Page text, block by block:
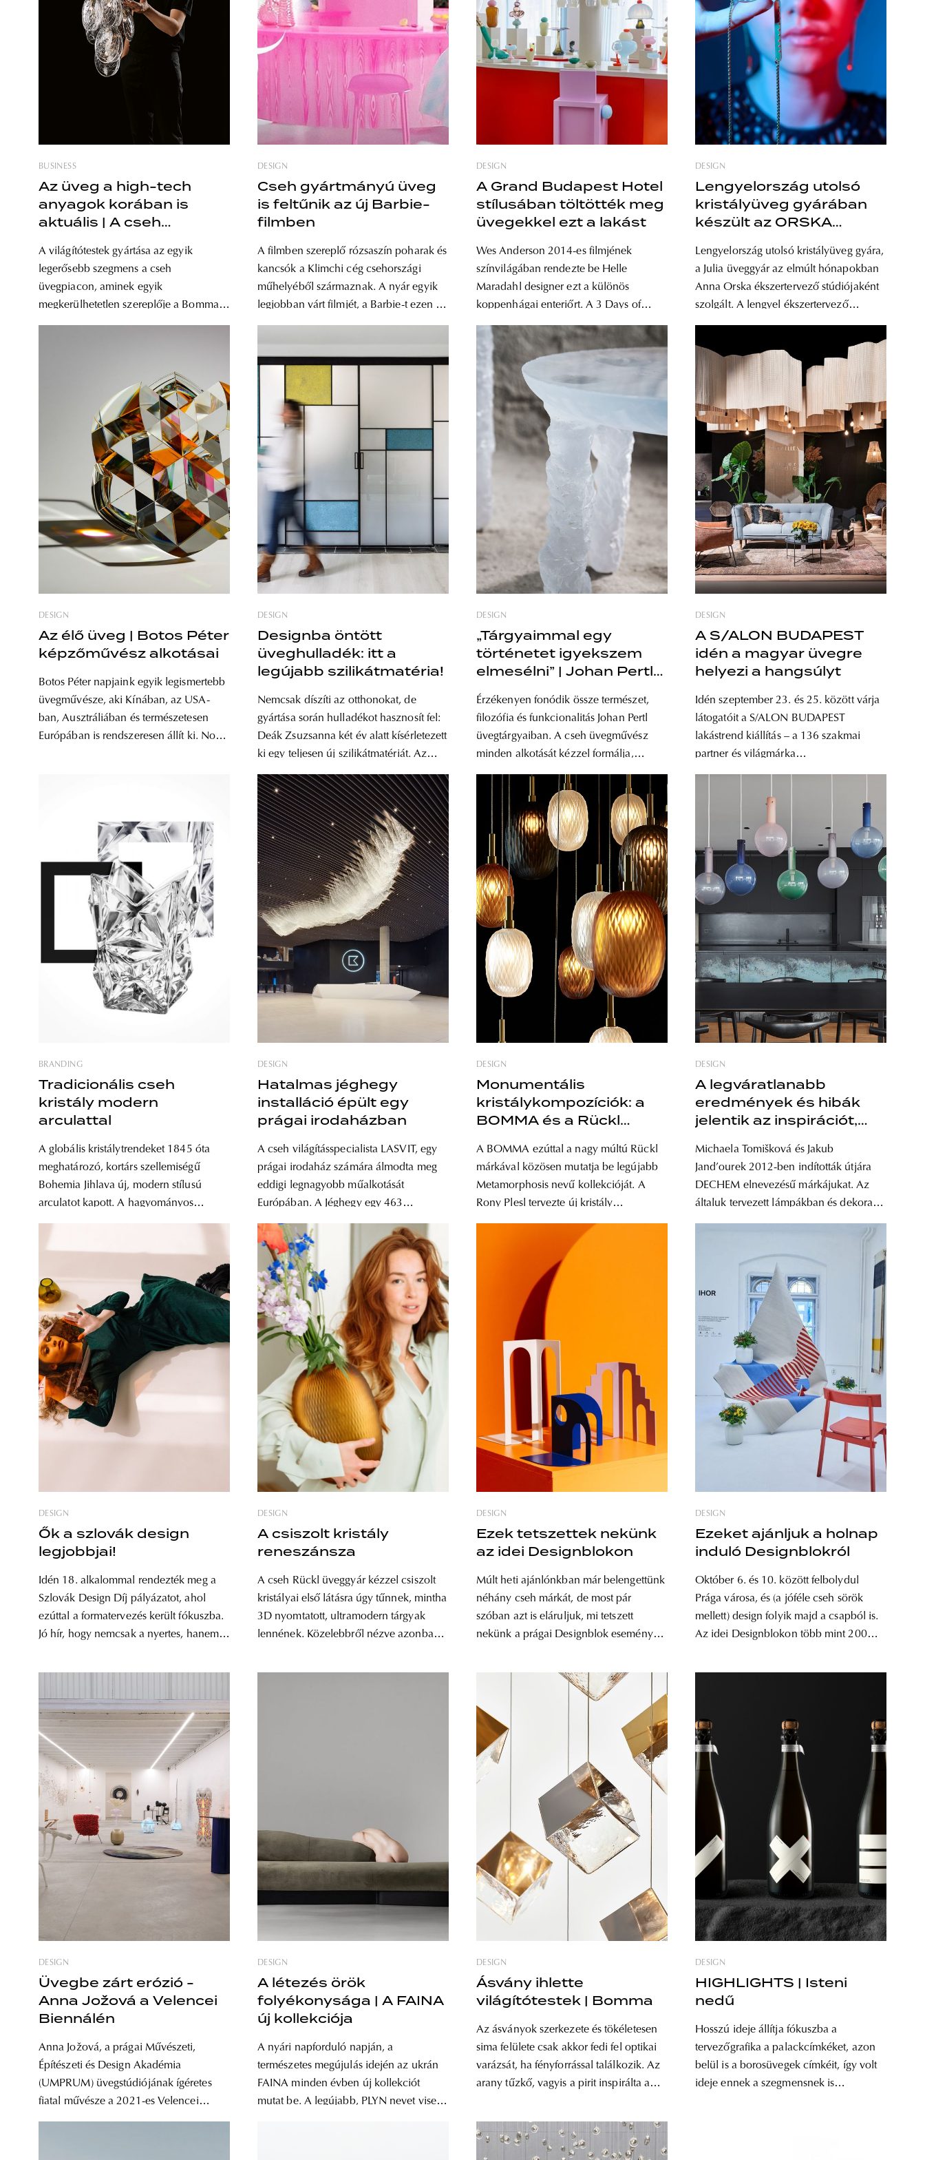
BUSINESS
Az üveg a high-tech
anyagok korában is
aktuális | A cseh
A világítótestek gyártása az egyik
legerősebb szegmens a cseh
üvegpiacon, aminek egyik
megkerülhetetlen szereplője a Bomma
üveggyár is. A progresszív márka
töltik meg a tereket. Az általuk képviselt
minimalista, mégis bátor esztétikát a
nemzetközi építészek és belsőépítészek
is nagyra értékelik. De milyen jövő
DESIGN
Cseh gyártmányú üveg
is feltűnik az új Barbie-
filmben
A filmben szereplő rózsaszín poharak és
kancsók a Klimchi cég csehországi
műhelyéből származnak. A nyár egyik
legjobban várt filmjét, a Barbie-t ezen a
héten, július 20-án mutatják be
csipetnyi büszkeséget érezhetnek majd,
amikor megpillantják az egyik
legkeresettebb exportcikküket, amely a
Barbie-univerzumben is feltűnik: a cseh
DESIGN
A Grand Budapest Hotel
stílusában töltötték meg
üvegekkel ezt a lakást
Wes Anderson 2014-es filmjének
színvilágában rendezte be Helle
Maradahl designer ezt a különös
koppenhágai enteriőrt. A 3 Days of
Design kiállítás részeként cukorkaszínű
üvegek vették át az irányítást ebben a
dán lakásban. A végeredmény sokkal
inkább egy kortárs képzőművészeti
kiállításhoz hasonlít, mintsem egy
„igazi” enteriőrhöz, a látvány mégis
lenyűgöző. Az
DESIGN
Lengyelország utolsó
kristályüveg gyárában
készült az ORSKA
ékszerkollekciója
Lengyelország utolsó kristályüveg gyára,
a Julia üveggyár az elmúlt hónapokban
Anna Orska ékszertervező stúdiójaként
szolgált. A lengyel ékszertervező
ugyanis a világ műhelyeit járja be a ritka,
kihalófélben lévő mesterségek után
kutatva. Legújabb kollekciójában Annát
ezúttal a piechowicei üvegművesek
öröksége inspirálta. A JULIA elnevezésű
ékszerkollekció megalkotása során
számos kihívással néztek szembe
DESIGN
Az élő üveg | Botos Péter
képzőművész alkotásai
Botos Péter napjaink egyik legismertebb
üvegművésze, aki Kínában, az USA-
ban, Ausztráliában és természetesen
Európában is rendszeresen állít ki. Noha
csupán a művészethez vezető útja
valamivel eltért az átlagostól.
DESIGN
Designba öntött
üveghulladék: itt a
legújabb szilikátmatéria!
Nemcsak díszíti az otthonokat, de
gyártása során hulladékot hasznosít fel:
Deák Zsuzsanna két év alatt kísérletezett
ki egy teljesen új szilikátmatériát. Az
üveg és kerámia gyártásához
használatos alapanyagok ötvözéséből
létrejött innováció tavaly októberben
mutatkozott be először egy hatalmas
mozgófal, vagyis tolóajtó formájában a
360 Design Budapest kiállításon. A
különleges designelem
DESIGN
„Tárgyaimmal egy
történetet igyekszem
elmesélni” | Johan Pertl
alkotásai
Érzékenyen fonódik össze természet,
filozófia és funkcionalitás Johan Pertl
üvegtárgyaiban. A cseh üvegművész
minden alkotását kézzel formálja,
miközben a monumentalitás eszközeivel
és váratlan elemekkel operál. Az így
létrehozott tárgyak összekapcsolják a
művészet, design és építészet területét.
Johan Pertl Csehország egyik
üvegvidékén, Vysočinában született és
nőtt fel, jelenleg a Prágai Művészeti,
DESIGN
A S/ALON BUDAPEST
idén a magyar üvegre
helyezi a hangsúlyt
Idén szeptember 23. és 25. között várja
látogatóit a S/ALON BUDAPEST
lakástrend kiállítás – a 136 szakmai
partner és világmárka
együttműködésével megvalósuló
és a S/ALON szervezői a Bohus –
Lugossy Alapítvánnyal közösen
mutatják be, hogy miként lehetnek a
BRANDING
Tradicionális cseh
kristály modern
arculattal
A globális kristálytrendeket 1845 óta
meghatározó, kortárs szellemiségű
Bohemia Jihlava új, modern stílusú
arculatot kapott. A hagyományos
kristálykészítési technikával dolgozó
Matbold kreatív stúdió tervezte. A
Bohemia Jihlava a múlt értékeit őrzi,
miközben alakítja a jelent. A Matbold
így egy olyan megjelenést talált ki a
márka
DESIGN
Hatalmas jéghegy
installáció épült egy
prágai irodaházban
A cseh világításspecialista LASVIT, egy
prágai irodaház számára álmodta meg
eddigi legnagyobb műalkotását
Európában. A Jéghegy egy 463
négyzetméteres, kristályüvegből készült
világító függőszobor. Az installáció 110
üvegelemből és 1503 préselt fatáblából
áll. A tervező kézzel készített mintát az
alaphoz, amelybe az üveget
szinterezték. A fadeszkák hossza, alakja
és szélessége eltérő,
DESIGN
Monumentális
kristálykompozíciók: a
BOMMA és a Rückl
A BOMMA ezúttal a nagy múltú Rückl
márkával közösen mutatja be legújabb
Metamorphosis nevű kollekcióját. A
Rony Plesl tervezte új kristály
világítótestek egyesítik a Rückl
hagyományos művészetét a BOMMA-ra
jellemző fénykonstellációk kivételes
technikai megoldásaival. A BOMMA
egy fiatal és progresszív üvegkészítéssel
foglalkozó márka, amely nagy hangsúlyt
fektet a modern világítástervezésre
DESIGN
A legváratlanabb
eredmények és hibák
jelentik az inspirációt,
DECHEM módra
Michaela Tomišková és Jakub
Janďourek 2012-ben indították útjára
DECHEM elnevezésű márkájukat. Az
általuk tervezett lámpákban és dekoratív
üvegtárgyakban egyszerre jelenik meg a
kézművesség iránti tisztelet, valamint a
kísérletezés és az innováció. Az üveg
természete, a cseh üvegkészítés
hagyománya, valamint az újító
technikák és a tervezőpáros alkotói
tevékenysége is
DESIGN
Ők a szlovák design
legjobbjai!
Idén 18. alkalommal rendezték meg a
Szlovák Design Díj pályázatot, ahol
ezúttal a formatervezés került fókuszba.
Jó hír, hogy nemcsak a nyertes, hanem a
nagyközönség a pozsonyi Szlovák
Design Centrum falai között. Északi
szomszédaink designversenyének
sajátossága, hogy vizuális
kommunikáció és terméktervezés
témakörben külön-külön – az
DESIGN
A csiszolt kristály
reneszánsza
A cseh Rückl üveggyár kézzel csiszolt
kristályai első látásra úgy tűnnek, mintha
3D nyomtatott, ultramodern tárgyak
lennének. Közelebbről nézve azonban
megmunkálásról van szó. A speciális
DESIGN
Ezek tetszettek nekünk
az idei Designblokon
Múlt heti ajánlónkban már belengettünk
néhány cseh márkát, de most pár
szóban azt is eláruljuk, mi tetszett
nekünk a prágai Designblok eseményen.
következnek! Gelley Márk kedvencei
Kreatív energiával feltöltve, új lendülettel
tértünk haza Prágából: nem csoda,
hiszen a Designblok mondanivalója
számunkra egyfajta manifesztó. A
kiállítók egytől egyig kivételes
DESIGN
Ezeket ajánljuk a holnap
induló Designblokról
Október 6. és 10. között felbolydul
Prága városa, és (a jóféle cseh sörök
mellett) design folyik majd a csapból is.
Az idei Designblokon több mint 200
ezúttal rendhagyó módon két központi
Múzeum falai között,
DESIGN
Üvegbe zárt erózió -
Anna Jožová a Velencei
Biennálén
Anna Jožová, a prágai Művészeti,
Építészeti és Design Akadémia
(UMPRUM) üvegstúdiójának ígéretes
fiatal művésze a 2021-es Velencei
Design Biennálén mutatta be legújabb
DESIGN
A létezés örök
folyékonysága | A FAINA
új kollekciója
A nyári napforduló napján, a
természetes megújulás idején az ukrán
FAINA minden évben új kollekciót
mutat be. A legújabb, PLYN nevet viselő
DESIGN
Ásvány ihlette
világítótestek | Bomma
Az ásványok szerkezete és tökéletesen
sima felülete csak akkor fedi fel optikai
varázsát, ha fényforrással találkozik. Az
arany tűzkő, vagyis a pirit inspirálta a
lámpakollekcióját, amely új szintre
emeli az üvegkészítés mesterségét. Az új
lámpatestek formavilágát a prágai
DESIGN
HIGHLIGHTS | Isteni
nedű
Hosszú ideje állítja fókuszba a
tervezőgrafika a palackcímkéket, azon
belül is a borosüvegek címkéit, így volt
ideje ennek a szegmensnek is